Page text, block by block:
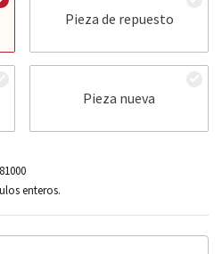
Pieza de repuesto
Pieza nueva
enteros.